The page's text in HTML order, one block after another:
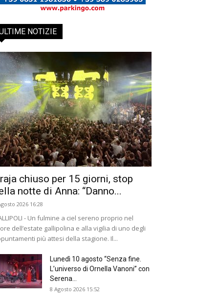
NOTIZIE
chiuso per 15 giorni, stop
notte di Anna: “Danno...
2026 16:28
- Un fulmine a ciel sereno proprio nel
dell’estate gallipolina e alla vigilia di uno degli
più attesi della stagione. Il...
Lunedì 10 agosto “Senza fine.
L’universo di Ornella Vanoni” con
Serena...
8 Agosto 2026 15:52